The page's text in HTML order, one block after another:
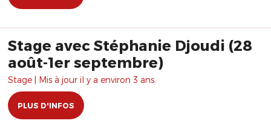
Stage avec Stéphanie Djoudi (28
août-1er septembre)
Stage | Mis à jour il y a environ 3 ans.
PLUS D'INFOS